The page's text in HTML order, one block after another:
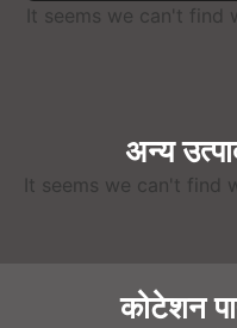
It seems we can't find
अन्य
It seems we can't find
कोटेशन